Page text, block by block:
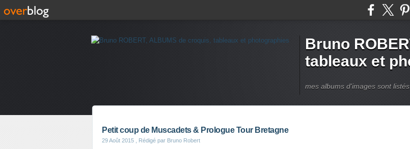
Bruno
tableaux et
mes albums d'images sont
Petit coup de Muscadets & Prologue Tour Bretagne
29 Août 2015 , Rédigé par Bruno Robert